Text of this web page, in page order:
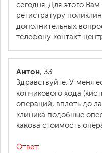
сегодня. Для этого
регистратуру
дополнительных
телефону контакт-
Антон, 33
Здравствуйте. У меня
копчикового хода
операций, вплоть до
клиника подобные
какова стоимость
Ответ: